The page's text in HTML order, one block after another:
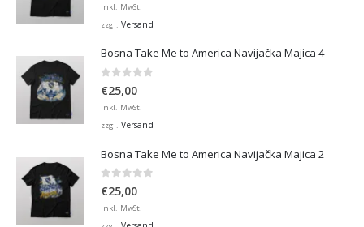
Inkl. MwSt.
zzgl. Versand
Bosna Take Me to America Navijačka Majica 4
0 von 5
€25,00
Inkl. MwSt.
zzgl. Versand
Bosna Take Me to America Navijačka Majica 2
0 von 5
€25,00
Inkl. MwSt.